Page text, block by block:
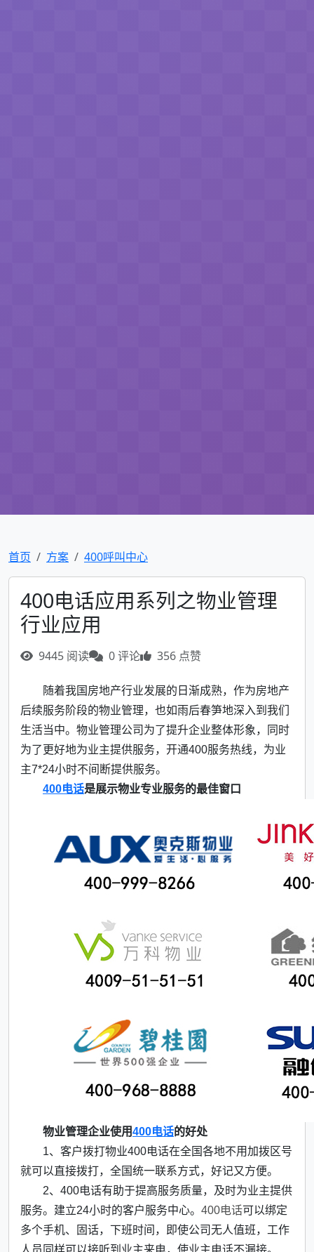
首页 方案 400呼叫中心
400电话应用系列之物业管理
行业应用
9445 阅读 0 评论 356 点赞
随着我国房地产行业发展的日渐成熟，作为房地产
后续服务阶段的物业管理，也如雨后春笋地深入到我们
生活当中。物业管理公司为了提升企业整体形象，同时
为了更好地为业主提供服务，开通400服务热线，为业
主7*24小时不间断提供服务。
400电话是展示物业专业服务的最佳窗口
物业管理企业使用400电话的好处
1、客户拨打物业400电话在全国各地不用加拨区号
就可以直接拨打，全国统一联系方式，好记又方便。
2、400电话有助于提高服务质量，及时为业主提供
服务。建立24小时的客户服务中心。 400电话可以绑定
多个手机、固话，下班时间，即使公司无人值班，工作
人员同样可以接听到业主来电，使业主电话不漏接。